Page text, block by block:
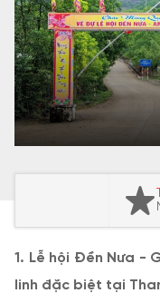
1. Lễ hội Đền Nưa -
linh đặc biệt tại